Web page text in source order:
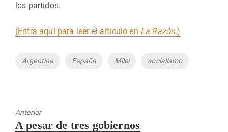
los partidos.
(Entra aquí para leer el artículo en La Razón.)
Etiquetas
Argentina España Milei socialismo
Anterior
Entrada
A pesar de tres gobiernos